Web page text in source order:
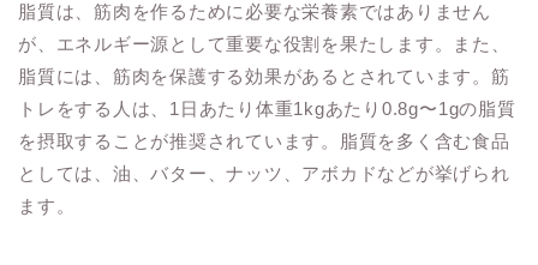
脂質は、筋肉を作るために必要な栄養素ではありません
が、エネルギー源として重要な役割を果たします。また、
脂質には、筋肉を保護する効果があるとされています。筋
トレをする人は、1日あたり体重1kgあたり0.8g〜1gの脂質
を摂取することが推奨されています。脂質を多く含む食品
としては、油、バター、ナッツ、アボカドなどが挙げられ
ます。